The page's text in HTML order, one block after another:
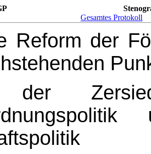
Gesamtes Protokoll
Reform der
der